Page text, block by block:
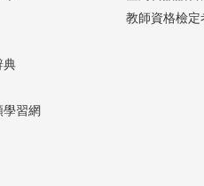
典
學習網
教師資格檢定